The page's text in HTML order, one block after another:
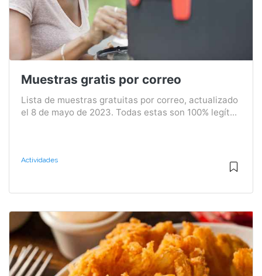
Muestras gratis por correo
Lista de muestras gratuitas por correo, actualizado
el 8 de mayo de 2023. Todas estas son 100% legít...
Actividades